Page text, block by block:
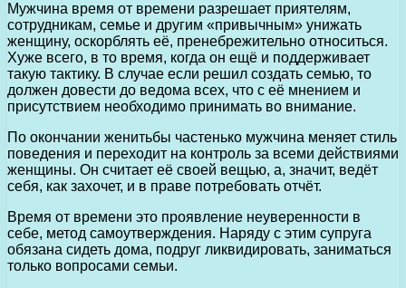
Мужчина время от времени разрешает приятелям,
сотрудникам, семье и другим «привычным» унижать
женщину, оскорблять её, пренебрежительно относиться.
Хуже всего, в то время, когда он ещё и поддерживает
такую тактику. В случае если решил создать семью, то
должен довести до ведома всех, что с её мнением и
присутствием необходимо принимать во внимание.
По окончании женитьбы частенько мужчина меняет стиль
поведения и переходит на контроль за всеми действиями
женщины. Он считает её своей вещью, а, значит, ведёт
себя, как захочет, и в праве потребовать отчёт.
Время от времени это проявление неуверенности в
себе, метод самоутверждения. Наряду с этим супруга
обязана сидеть дома, подруг ликвидировать, заниматься
только вопросами семьи.